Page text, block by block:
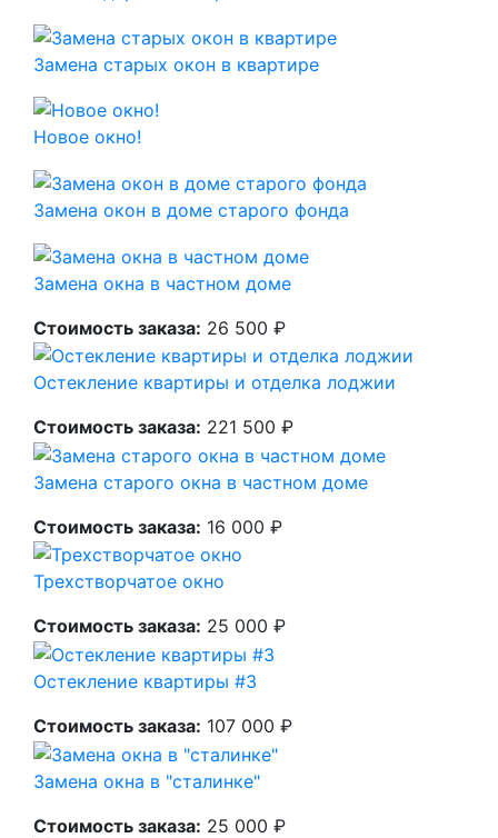
Замена старых окон в квартире
Новое окно!
Замена окон в доме старого фонда
Замена окна в частном доме
Стоимость заказа: 26 500 ₽
Остекление квартиры и отделка лоджии
Стоимость заказа: 221 500 ₽
Замена старого окна в частном доме
Стоимость заказа: 16 000 ₽
Трехстворчатое окно
Стоимость заказа: 25 000 ₽
Остекление квартиры #3
Стоимость заказа: 107 000 ₽
Замена окна в "сталинке"
Стоимость заказа: 25 000 ₽